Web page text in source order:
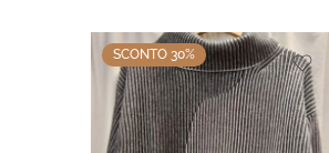
SCONTO 30%